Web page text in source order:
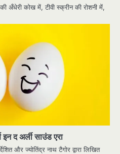
अँधेरी कोख में, टीवी स्क्रीन की रोशनी में,
द अर्ली साउंड एरा
और ज्योतिंद्र नाथ टैगोर द्वारा लिखित